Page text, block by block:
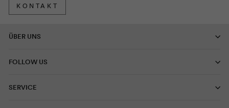
KONTAKT
ÜBER UNS
FOLLOW US
SERVICE